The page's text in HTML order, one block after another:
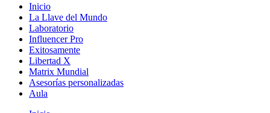
Inicio
La Llave del Mundo
Laboratorio
Influencer Pro
Exitosamente
Libertad X
Matrix Mundial
Asesorías personalizadas
Aula